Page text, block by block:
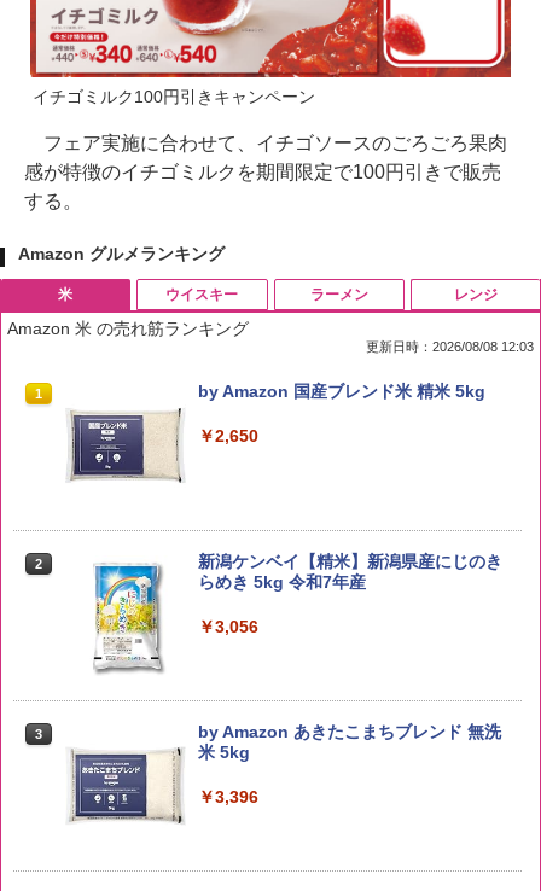
イチゴミルク100円引きキャンペーン
フェア実施に合わせて、イチゴソースのごろごろ果肉
感が特徴のイチゴミルクを期間限定で100円引きで販売
する。
Amazon グルメランキング
米
Amazon 米 の売れ筋ランキング
更新日時：2026/08/08 12:03
1 by Amazon 国産ブレンド米 精米 5kg
￥2,650
2
新潟ケンベイ【精米】新潟県産にじのき
らめき 5kg 令和7年産
￥3,056
3
by Amazon あきたこまちブレンド 無洗
米 5kg
￥3,396
ウイスキー ラーメン レンジ